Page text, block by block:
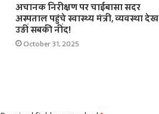
अचानक निरीक्षण पर चाईबासा सदर
अस्पताल पहुंचे स्वास्थ्य मंत्री, व्यवस्था देख
उड़ीं सबकी नींद!
October 31, 2025